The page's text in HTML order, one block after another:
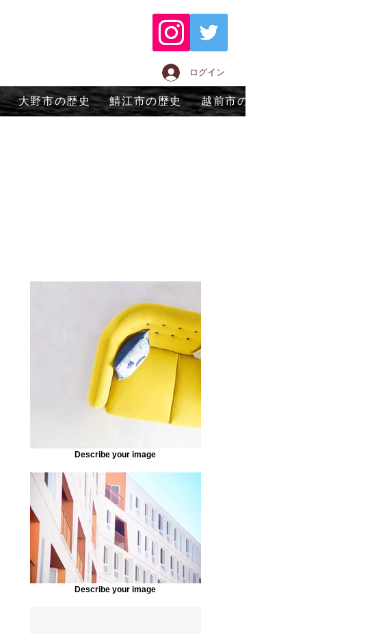
ログイン
大野市の歴史 鯖江市の歴史 越前市の歴史
Describe your image
Describe your image